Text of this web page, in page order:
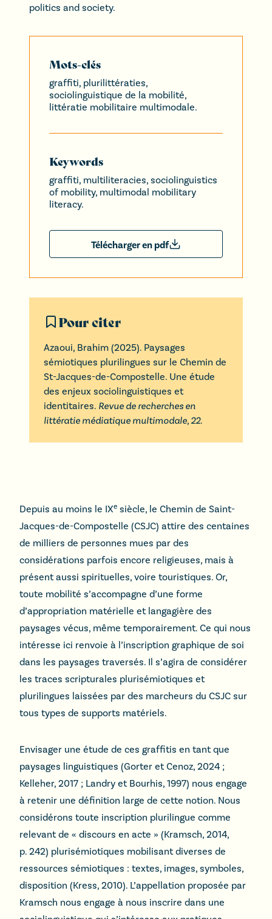
politics and society.
Mots-clés
graffiti, plurilittératies,
sociolinguistique de la mobilité,
littératie mobilitaire multimodale.
Keywords
graffiti, multiliteracies, sociolinguistics
of mobility, multimodal mobilitary
literacy.
Télécharger en pdf
Pour citer
Azaoui, Brahim (2025). Paysages
sémiotiques plurilingues sur le Chemin de
St-Jacques-de-Compostelle. Une étude
des enjeux sociolinguistiques et
identitaires. Revue de recherches en
littératie médiatique multimodale,22.
Depuis au moins le IXe siècle, le Chemin de Saint-
Jacques-de-Compostelle (CSJC) attire des centaines
de milliers de personnes mues par des
considérations parfois encore religieuses, mais à
présent aussi spirituelles, voire touristiques. Or,
toute mobilité s’accompagne d’une forme
d’appropriation matérielle et langagière des
paysages vécus, même temporairement. Ce qui nous
intéresse ici renvoie à l’inscription graphique de soi
dans les paysages traversés. Il s’agira de considérer
les traces scripturales plurisémiotiques et
plurilingues laissées par des marcheurs du CSJC sur
tous types de supports matériels.
Envisager une étude de ces graffitis en tant que
paysages linguistiques (Gorter et Cenoz, 2024 ;
Kelleher, 2017 ; Landry et Bourhis, 1997) nous engage
à retenir une définition large de cette notion. Nous
considérons toute inscription plurilingue comme
relevant de « discours en acte » (Kramsch, 2014,
p. 242) plurisémiotiques mobilisant diverses de
ressources sémiotiques : textes, images, symboles,
disposition (Kress, 2010). L’appellation proposée par
Kramsch nous engage à nous inscrire dans une